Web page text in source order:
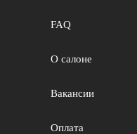
FAQ
О салоне
Вакансии
Оплата